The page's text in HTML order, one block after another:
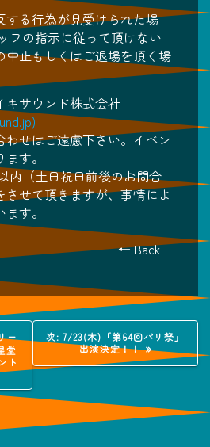
する行為が見受けられた場
フの指示に従って頂けない
中止もしくはご退場を頂く場
キサウンド株式会社
せはご遠慮下さい。イベン
す。
内（土日祝日前後のお問合
させて頂きますが、事情によ
す。
← Back
ー
堂
ト
次: 次
の
稿:
7/23(木)「第64回パリ祭」
出演決定！！